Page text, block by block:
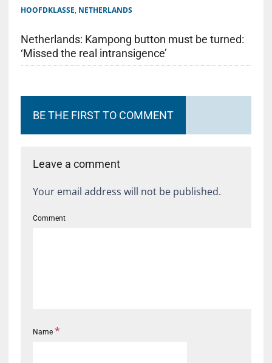
HOOFDKLASSE, NETHERLANDS
Netherlands: Kampong button must be turned:
‘Missed the real intransigence’
BE THE FIRST TO COMMENT
Leave a comment
Your email address will not be published.
Comment
Name *